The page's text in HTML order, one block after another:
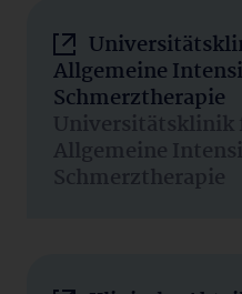
Allgemeine
Schmerztherapie
Universitätsklinik
Allgemeine
Schmerztherapie